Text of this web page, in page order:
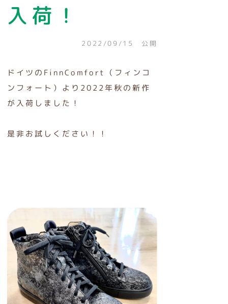
入荷！
2022/09/15 公開
ドイツのFinnComfort（フィンコ
ンフォート）より2022年秋の新作
が入荷しました！
是非お試しください！！